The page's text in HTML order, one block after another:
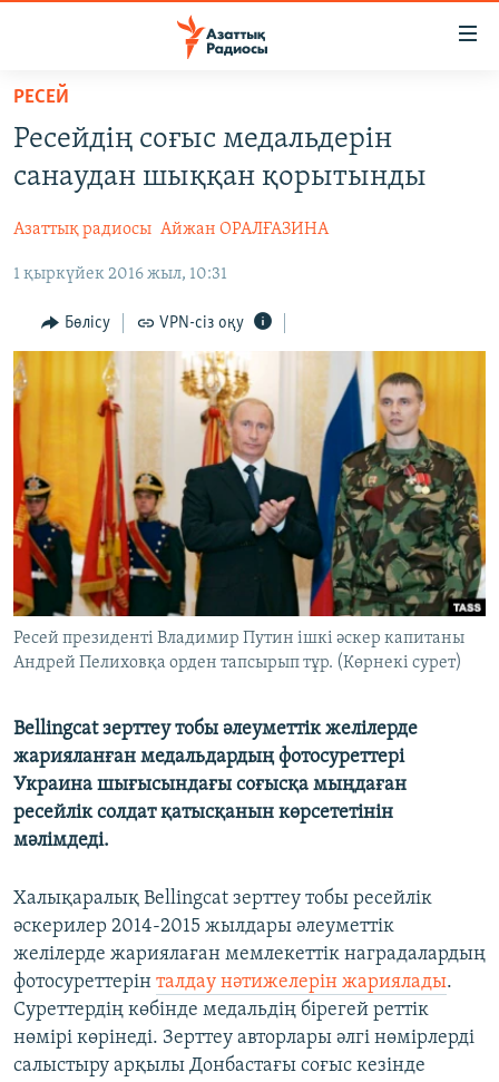
Skip
main
content
to
Navigation
Search
AZATTYQTV
ҚАҢТАР ОҚИҒАСЫ
АДАМ ҚҰҚЫҚТАРЫ
ӘЛЕУМЕТ
ӘЛЕМ
АРНАЙЫ ЖОБАЛАР
Русский
ЖАЗЫЛЫҢЫЗ
Басқа тілдерде
РЕСЕЙ
Ресейдің соғыс медальдерін
санаудан шыққан қорытынды
Азаттық радиосы Айжан ОРАЛҒАЗИНА
1 қыркүйек 2016 жыл, 10:31
Бөлісу VPN-сіз оқу
Ресей президенті Владимир Путин ішкі әскер капитаны
Андрей Пелиховқа орден тапсырып тұр. (Көрнекі сурет)
Bellingcat зерттеу тобы әлеуметтік желілерде
жарияланған медальдардың фотосуреттері
Украина шығысындағы соғысқа мыңдаған
ресейлік солдат қатысқанын көрсететінін
мәлімдеді.
Халықаралық Bellingcat зерттеу тобы ресейлік
әскерилер 2014-2015 жылдары әлеуметтік
желілерде жариялаған мемлекеттік наградалардың
фотосуреттерін талдау нәтижелерін жариялады.
Суреттердің көбінде медальдің бірегей реттік
нөмірі көрінеді. Зерттеу авторлары әлгі нөмірлерді
салыстыру арқылы Донбастағы соғыс кезінде